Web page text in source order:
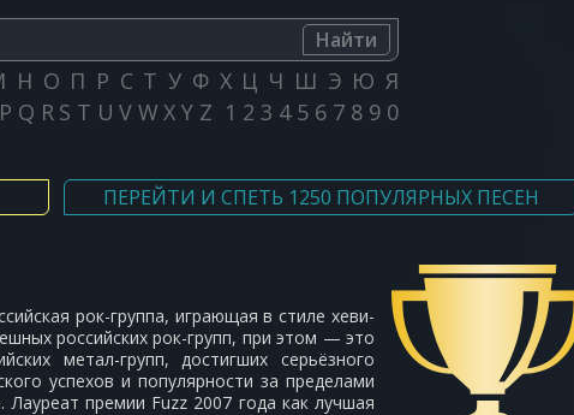
Найти
Н О П Р С Т У Ф Х Ц Ч Ш Э Ю Я
P Q R S T U V W X Y Z 1 2 3 4 5 6 7 8 9 0
ПЕРЕЙТИ И СПЕТЬ 1250 ПОПУЛЯРНЫХ ПЕСЕН
рок-группа, играющая в стиле хеви-
российских рок-групп, при этом — это
метал-групп, достигших серьёзного
успехов и популярности за пределами
Лауреат премии Fuzz 2007 года как лучшая